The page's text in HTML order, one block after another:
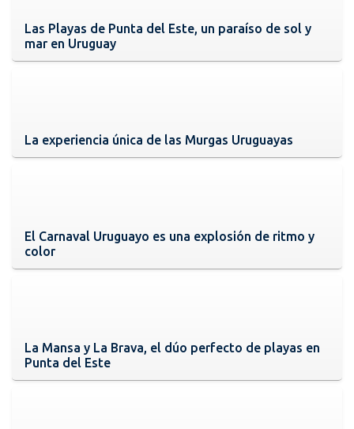
Las Playas de Punta del Este, un paraíso de sol y
mar en Uruguay
La experiencia única de las Murgas Uruguayas
El Carnaval Uruguayo es una explosión de ritmo y
color
La Mansa y La Brava, el dúo perfecto de playas en
Punta del Este